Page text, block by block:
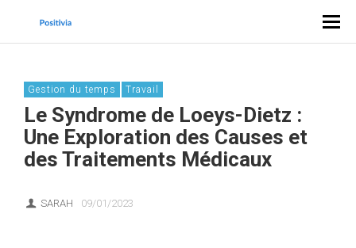
Gestion du temps Travail
Le Syndrome de Loeys-Dietz :
Une Exploration des Causes et
des Traitements Médicaux
SARAH 09/01/2023